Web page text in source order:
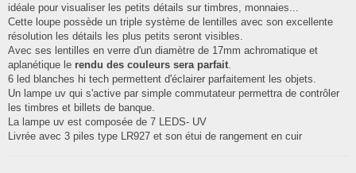
idéale pour visualiser les petits détails sur timbres, monnaies...
Cette loupe possède un triple système de lentilles avec son excellente
résolution les détails les plus petits seront visibles.
Avec ses lentilles en verre d'un diamètre de 17mm achromatique et
aplanétique le rendu des couleurs sera parfait.
6 led blanches hi tech permettent d'éclairer parfaitement les objets.
Un lampe uv qui s'active par simple commutateur permettra de contrôler
les timbres et billets de banque.
La lampe uv est composée de 7 LEDS- UV
Livrée avec 3 piles type LR927 et son étui de rangement en cuir